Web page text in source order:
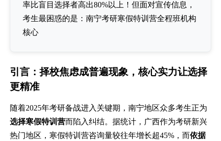
率比盲目选择者高出80%以上！但面对宣传信息，
考生最困惑的是：南宁考研寒假特训营全程班机构
核心
引言：择校焦虑成普遍现象，核心实力让选择
更精准
随着2025年考研备战进入关键期，南宁地区众多考生正为
选择寒假特训营而陷入纠结。据统计，广西作为考研新兴
热门地区，寒假特训营咨询量较往年增长超45%，而依据